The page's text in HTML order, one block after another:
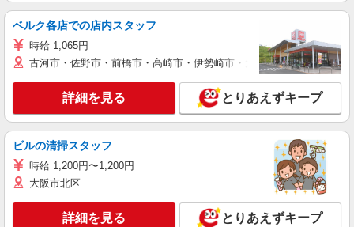
ベルク各店での店内スタッフ
時給 1,065円
古河市・佐野市・前橋市・高崎市・伊勢崎市・太田市・館林市・藤
詳細を見る とりあえずキープ
ビルの清掃スタッフ
時給 1,200円〜1,200円
大阪市北区
詳細を見る とりあえずキープ